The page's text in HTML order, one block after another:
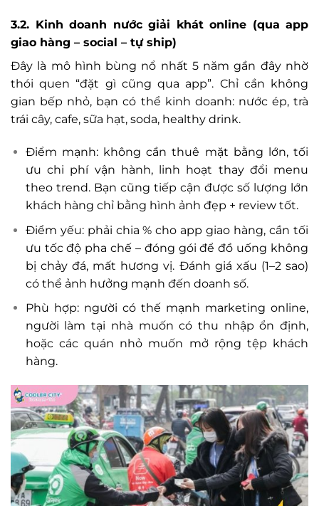
3.2. Kinh doanh nước giải khát online (qua app
giao hàng – social – tự ship)
Đây là mô hình bùng nổ nhất 5 năm gần đây nhờ
thói quen “đặt gì cũng qua app”. Chỉ cần không
gian bếp nhỏ, bạn có thể kinh doanh: nước ép, trà
trái cây, cafe, sữa hạt, soda, healthy drink.
Điểm mạnh: không cần thuê mặt bằng lớn, tối
ưu chi phí vận hành, linh hoạt thay đổi menu
theo trend. Bạn cũng tiếp cận được số lượng lớn
khách hàng chỉ bằng hình ảnh đẹp + review tốt.
Điểm yếu: phải chia % cho app giao hàng, cần tối
ưu tốc độ pha chế – đóng gói để đồ uống không
bị chảy đá, mất hương vị. Đánh giá xấu (1–2 sao)
có thể ảnh hưởng mạnh đến doanh số.
Phù hợp: người có thế mạnh marketing online,
người làm tại nhà muốn có thu nhập ổn định,
hoặc các quán nhỏ muốn mở rộng tệp khách
hàng.